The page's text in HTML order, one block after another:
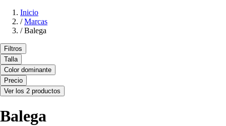
Inicio
/ Marcas
/ Balega
Filtros
Talla
Color dominante
Precio
Ver los 2 productos
Balega